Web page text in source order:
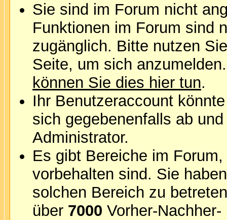
Sie sind im Forum nicht
Funktionen im Forum sind
zugänglich. Bitte nutzen
Seite, um sich
können Sie dies hier tun.
Ihr Benutzeraccount
sich gegebenenfalls ab
Administrator.
Es gibt Bereiche im
vorbehalten sind. Sie
solchen Bereich zu
über 7000 Vorher-